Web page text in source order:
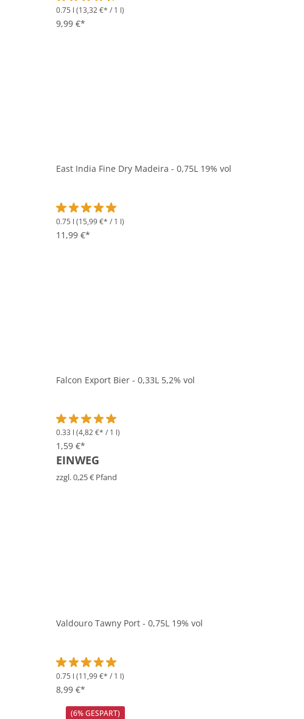
Durchschnittliche Bewertung von 4.7 von 5 Sternen
0.75 l (13,32 €* / 1 l)
9,99 €*
East India Fine Dry Madeira - 0,75L 19% vol
Durchschnittliche Bewertung von 5 von 5 Sternen
0.75 l (15,99 €* / 1 l)
11,99 €*
Falcon Export Bier - 0,33L 5,2% vol
Durchschnittliche Bewertung von 5 von 5 Sternen
0.33 l (4,82 €* / 1 l)
1,59 €*
EINWEG
zzgl. 0,25 € Pfand
Valdouro Tawny Port - 0,75L 19% vol
Durchschnittliche Bewertung von 5 von 5 Sternen
0.75 l (11,99 €* / 1 l)
8,99 €*
(6% GESPART)